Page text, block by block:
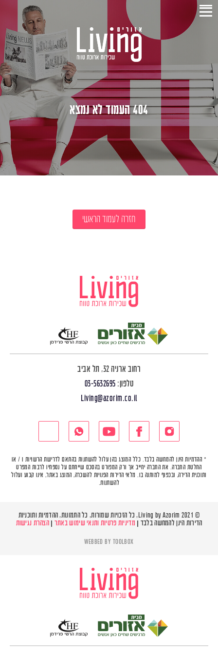
404 העמוד לא נמצא
חזרה לעמוד הראשי
רחוב ארניה 32, תל אביב
טלפון: 03-5632695
Living@azorim.co.il
* ההדמיות הינן להמחשה בלבד. כלל המוצג בהן עלול להשתנות בהתאם לדרישת הרשויות ו / או
החלטת החברה. את החברה יחייב אך ורק המפורט בהסכם שייחתם על נספחיו לרבות המפרט
ותוכנית הדירה, ובכפוף למותנה בו. מלאי הדירות הפנויות להשכרה, המוצג באתר, אינו קבוע ועלול
להשתנות.
© Living by Azorim 2021, כל הזכויות שמורות, כל התמונות, ההדמיות ותוכניות
הדירות הינן להמחשה בלבד |
מדיניות פרטיות ותנאי שימוש באתר הצהרת נגישות
WEBBED BY TOOLBOX